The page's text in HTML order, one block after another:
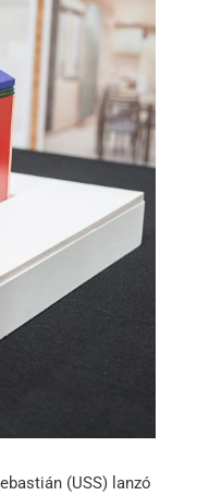
(USS) lanzó